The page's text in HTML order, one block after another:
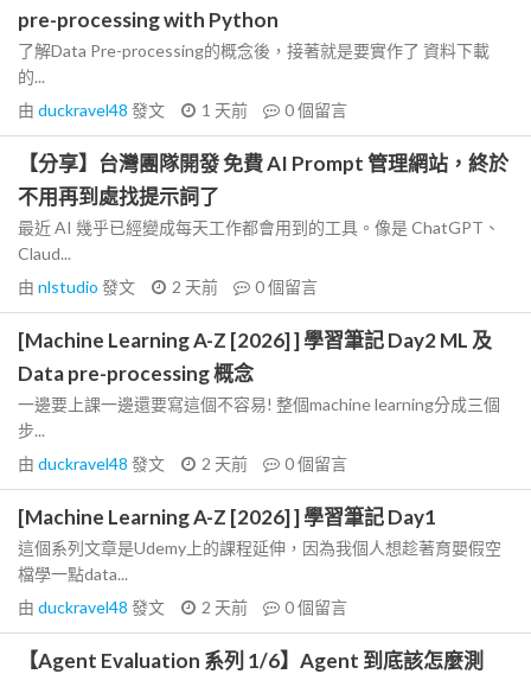
pre-processing with Python
了解Data Pre-processing的概念後，接著就是要實作了 資料下載
的...
由 duckravel48 發文 1 天前 0個留言
【分享】台灣團隊開發 免費 AI Prompt 管理網站，終於
不用再到處找提示詞了
最近 AI 幾乎已經變成每天工作都會用到的工具。像是 ChatGPT、
Claud...
由 nlstudio 發文 2 天前 0個留言
[Machine Learning A-Z [2026] ] 學習筆記 Day2 ML 及
Data pre-processing 概念
一邊要上課一邊還要寫這個不容易! 整個machine learning分成三個
步...
由 duckravel48 發文 2 天前 0個留言
[Machine Learning A-Z [2026] ] 學習筆記 Day1
這個系列文章是Udemy上的課程延伸，因為我個人想趁著育嬰假空
檔學一點data...
由 duckravel48 發文 2 天前 0個留言
【Agent Evaluation 系列 1/6】Agent 到底該怎麼測